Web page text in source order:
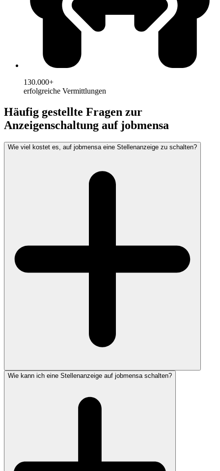
130.000+
erfolgreiche Vermittlungen
Häufig gestellte Fragen zur
Anzeigenschaltung auf jobmensa
Wie viel kostet es, auf jobmensa eine Stellenanzeige zu schalten?
Wie kann ich eine Stellenanzeige auf jobmensa schalten?